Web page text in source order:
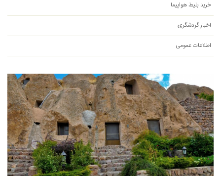
خرید بلیط هواپیما
اخبار گردشگری
اطلاعات عمومی